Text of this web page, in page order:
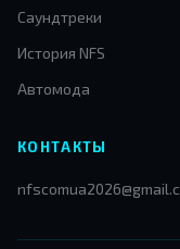
Саундтреки
История NFS
Автомода
КОНТАКТЫ